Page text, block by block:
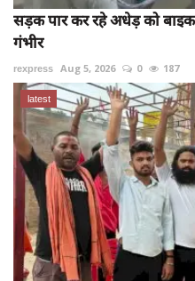
सड़क पार कर रहे अधेड़ को बाइक
गंभीर
rexpress Aug 5, 2026 0 187
latest